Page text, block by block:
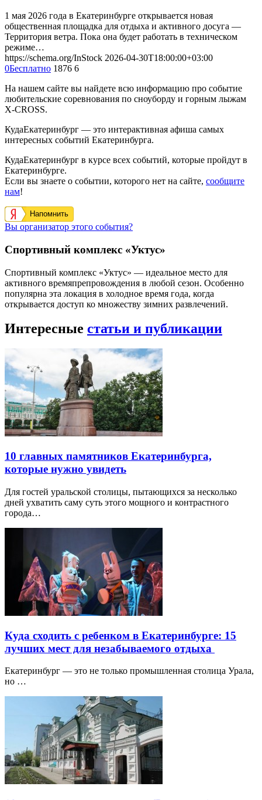
1 мая 2026 года в Екатеринбурге открывается новая
общественная площадка для отдыха и активного досуга —
Территория ветра. Пока она будет работать в техническом
режиме…
https://schema.org/InStock 2026-04-30T18:00:00+03:00
0Бесплатно 1876 6
На нашем сайте вы найдете всю информацию про событие
любительские соревнования по сноуборду и горным лыжам
X-CROSS.
КудаЕкатеринбург — это интерактивная афиша самых
интересных событий Екатеринбурга.
КудаЕкатеринбург в курсе всех событий, которые пройдут в
Екатеринбурге.
Если вы знаете о событии, которого нет на сайте, сообщите
нам!
Напомнить
Вы организатор этого события?
Спортивный комплекс «Уктус»
Спортивный комплекс «Уктус» — идеальное место для
активного времяпрепровождения в любой сезон. Особенно
популярна эта локация в холодное время года, когда
открывается доступ ко множеству зимних развлечений.
Интересные статьи и публикации
10 главных памятников Екатеринбурга,
которые нужно увидеть
Для гостей уральской столицы, пытающихся за несколько
дней ухватить саму суть этого мощного и контрастного
города…
Куда сходить с ребенком в Екатеринбурге: 15
лучших мест для незабываемого отдыха
Екатеринбург — это не только промышленная столица Урала,
но …